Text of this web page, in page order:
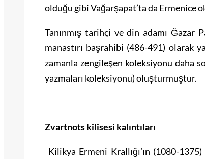
olduğu gibi Vağarşapat’ta da Ermenice
Tanınmış tarihçi ve din adamı Ğazar
manastırı başrahibi (486-491) olarak
zamanla zengileşen koleksiyonu daha
yazmaları koleksiyonu) oluşturmuştur.
Zvartnots kilisesi kalıntıları
Kilikya Ermeni Krallığı’ın (1080-